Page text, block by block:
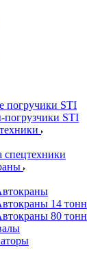
погручики STI
погрузчики STI
спецтехники
14 тонн
80 тонн